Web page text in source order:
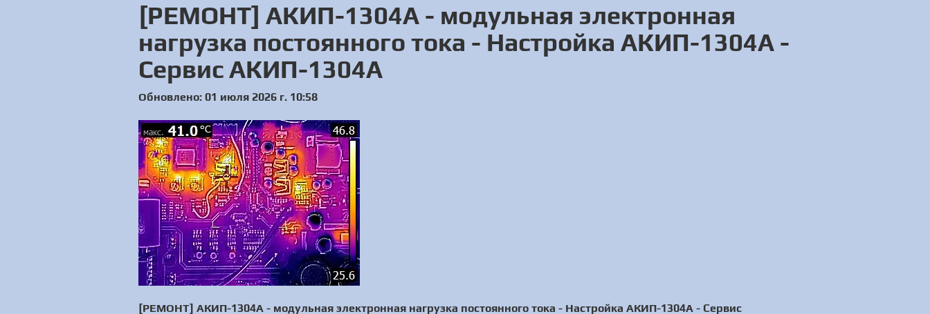
[РЕМОНТ] АКИП-1304А - модульная электронная
нагрузка постоянного тока - Настройка АКИП-1304А -
Сервис АКИП-1304А
Обновлено: 01 июля 2026 г. 10:58
[РЕМОНТ] АКИП-1304А - модульная электронная нагрузка постоянного тока - Настройка АКИП-1304А - Сервис